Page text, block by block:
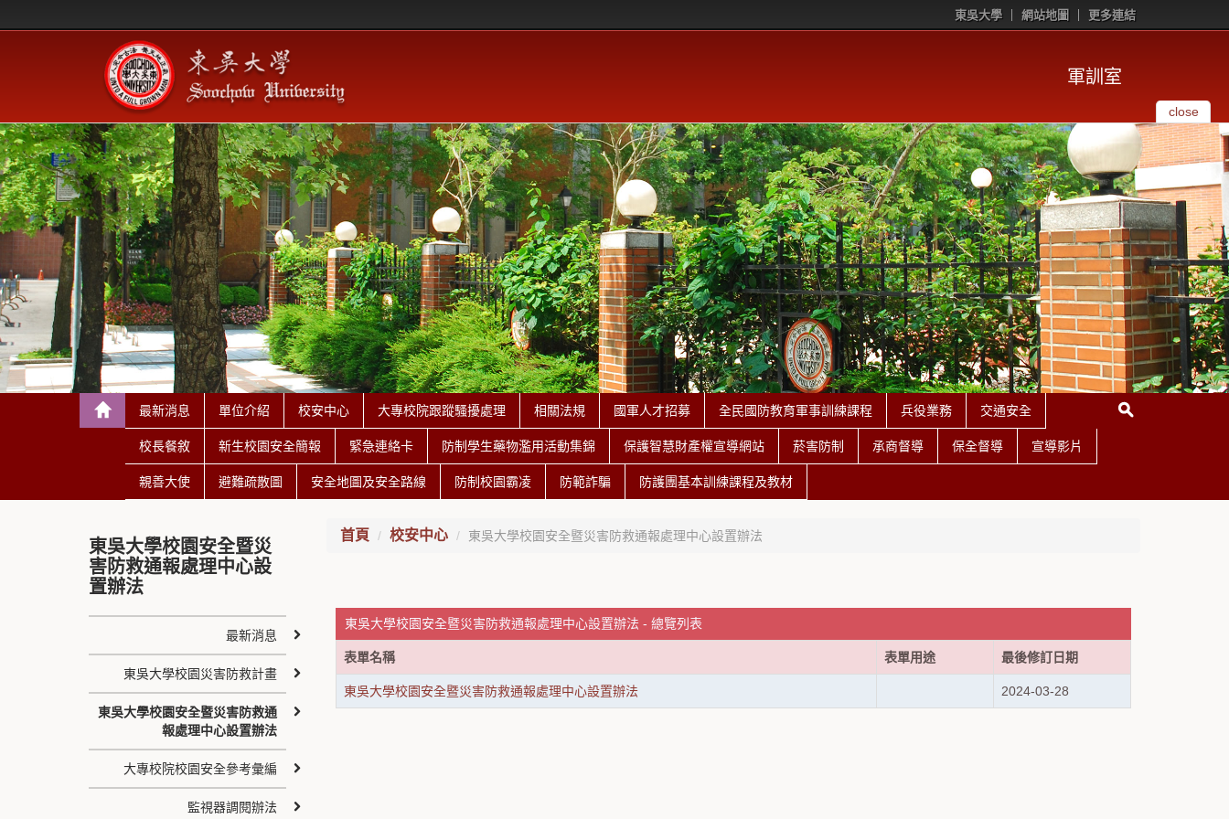
東吳大學 網站地圖 更多連結
軍訓室
close
最新消息 單位介紹 校安中心 大專校院跟蹤騷擾處理 相關法規 國軍人才招募 全民國防教育軍事訓練課程 兵役業務 交通安全
校長餐敘 新生校園安全簡報 緊急連絡卡 防制學生藥物濫用活動集錦 保護智慧財產權宣導網站 菸害防制 承商督導 保全督導 宣導影片
親善大使 避難疏散圖 安全地圖及安全路線 防制校園霸凌 防範詐騙 防護團基本訓練課程及教材
首頁 校安中心 東吳大學校園安全暨災害防救通報處理中心設置辦法
東吳大學校園安全暨災害防救通報處理中心設置辦法 - 總覽列表
表單名稱 表單用途 最後修訂日期
東吳大學校園安全暨災害防救通報處理中心設置辦法 2024-03-28
東吳大學校園安全暨災
害防救通報處理中心設
置辦法
最新消息
東吳大學校園災害防救計畫
東吳大學校園安全暨災害防救通
報處理中心設置辦法
大專校院校園安全參考彙編
監視器調閱辦法